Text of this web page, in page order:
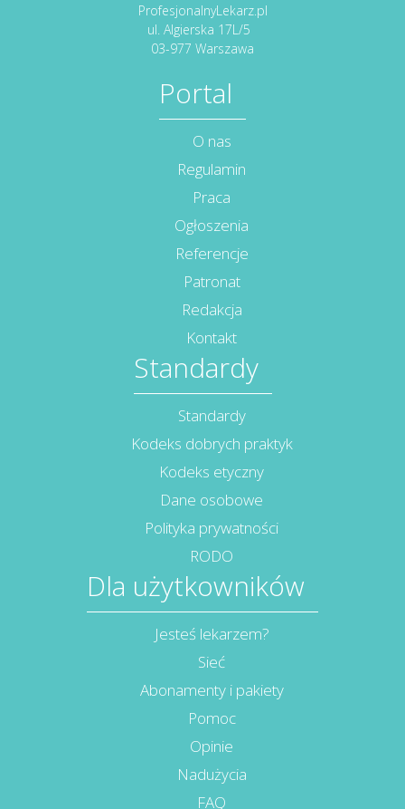
ProfesjonalnyLekarz.pl
ul. Algierska 17L/5
03-977 Warszawa
Portal
O nas
Regulamin
Praca
Ogłoszenia
Referencje
Patronat
Redakcja
Kontakt
Standardy
Standardy
Kodeks dobrych praktyk
Kodeks etyczny
Dane osobowe
Polityka prywatności
RODO
Dla użytkowników
Jesteś lekarzem?
Sieć
Abonamenty i pakiety
Pomoc
Opinie
Nadużycia
FAQ